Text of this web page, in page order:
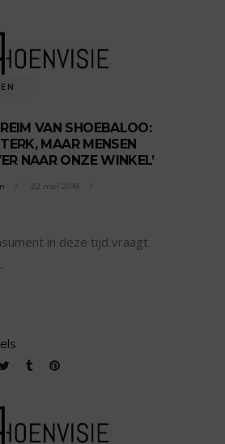
VAN SHOEBALOO:
MAAR MENSEN
NAAR ONZE WINKEL’
22 mei 2018
in deze tijd vraagt